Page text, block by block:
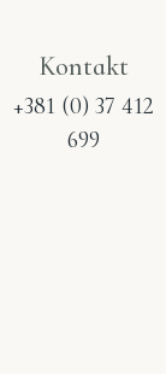
Kontakt
+381 (0) 37 412
699